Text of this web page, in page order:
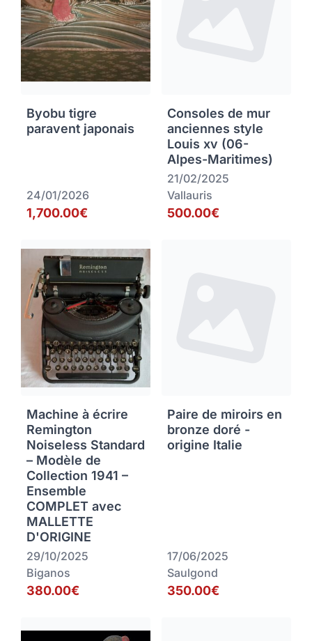
Byobu tigre
paravent japonais
24/01/2026
1,700.00€
Consoles de mur
anciennes style
Louis xv (06-
Alpes-Maritimes)
21/02/2025
Vallauris
500.00€
Machine à écrire
Remington
Noiseless Standard
– Modèle de
Collection 1941 –
Ensemble
COMPLET avec
MALLETTE
D'ORIGINE
29/10/2025
Biganos
380.00€
Paire de miroirs en
bronze doré -
origine Italie
17/06/2025
Saulgond
350.00€